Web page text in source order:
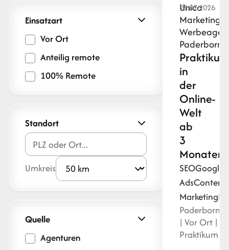
Einsatzart
Vor Ort
Anteilig remote
100% Remote
Standort
Umkreis
Quelle
Agenturen
Unica
Marketing
Paderborn
Praktikum
in
der
Online-
Welt
ab
3
Monaten
25.07.2026
SEOGoogle
AdsContent
Marketing
Paderborn
| Vor Ort |
Praktikum